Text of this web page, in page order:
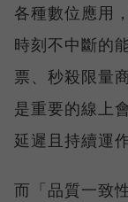
各種數位應用
時刻不中斷的
票、秒殺限量
是重要的線上
延遲且持續運作
而「品質一致